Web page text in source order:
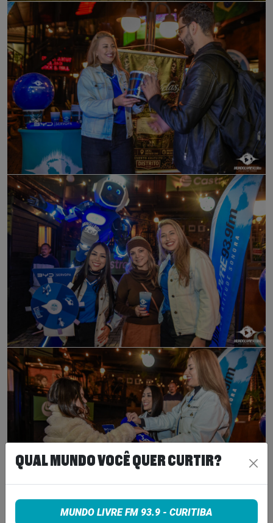
QUAL MUNDO VOCÊ QUER CURTIR?
MUNDO LIVRE FM 93.9 - CURITIBA